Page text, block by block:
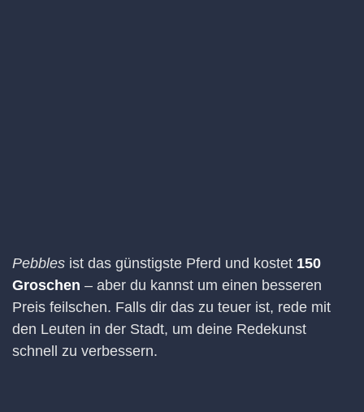
Pebbles ist das günstigste Pferd und kostet 150
Groschen – aber du kannst um einen besseren
Preis feilschen. Falls dir das zu teuer ist, rede mit
den Leuten in der Stadt, um deine Redekunst
schnell zu verbessern.